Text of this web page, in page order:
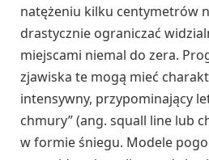
natężeniu kilku centymetrów
drastycznie ograniczać
miejscami niemal do zera.
zjawiska te mogą mieć
intensywny, przypominający
chmury” (ang. squall line lub
w formie śniegu. Modele